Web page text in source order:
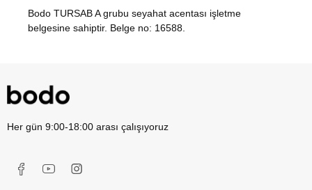
Bodo TURSAB A grubu seyahat acentası işletme
belgesine sahiptir. Belge no: 16588.
Her gün 9:00-18:00 arası çalışıyoruz